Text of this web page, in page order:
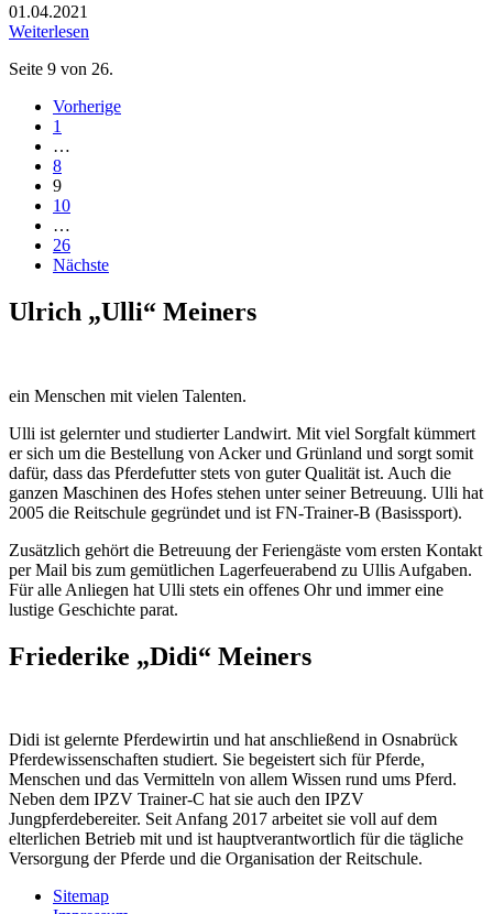
01.04.2021
Weiterlesen
Seite 9 von 26.
Vorherige
1
…
8
9
10
…
26
Nächste
Ulrich „Ulli“ Meiners
ein Menschen mit vielen Talenten.
Ulli ist gelernter und studierter Landwirt. Mit viel Sorgfalt kümmert
er sich um die Bestellung von Acker und Grünland und sorgt somit
dafür, dass das Pferdefutter stets von guter Qualität ist. Auch die
ganzen Maschinen des Hofes stehen unter seiner Betreuung. Ulli hat
2005 die Reitschule gegründet und ist FN-Trainer-B (Basissport).
Zusätzlich gehört die Betreuung der Feriengäste vom ersten Kontakt
per Mail bis zum gemütlichen Lagerfeuerabend zu Ullis Aufgaben.
Für alle Anliegen hat Ulli stets ein offenes Ohr und immer eine
lustige Geschichte parat.
Friederike „Didi“ Meiners
Didi ist gelernte Pferdewirtin und hat anschließend in Osnabrück
Pferdewissenschaften studiert. Sie begeistert sich für Pferde,
Menschen und das Vermitteln von allem Wissen rund ums Pferd.
Neben dem IPZV Trainer-C hat sie auch den IPZV
Jungpferdebereiter. Seit Anfang 2017 arbeitet sie voll auf dem
elterlichen Betrieb mit und ist hauptverantwortlich für die tägliche
Versorgung der Pferde und die Organisation der Reitschule.
Sitemap